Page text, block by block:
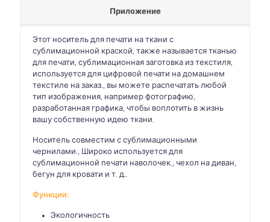
Приложение
Этот носитель для печати на ткани с
сублимационной краской, также называется тканью
для печати, сублимационная заготовка из текстиля,
используется для цифровой печати на домашнем
текстиле на заказ., вы можете распечатать любой
тип изображения, например фотографию,
разработанная графика, чтобы воплотить в жизнь
вашу собственную идею ткани.
Носитель совместим с сублимационными
чернилами., Широко используется для
сублимационной печати наволочек., чехол на диван,
бегун для кровати и т. д..
Функции:
Экологичность